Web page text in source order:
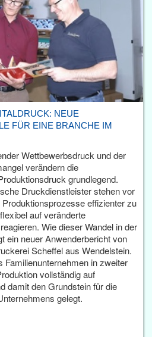
NEUE
FÜR EINE BRANCHE IM
Wettbewerbsdruck und der
verändern die
grundlegend.
Druckdienstleister stehen vor
effizienter zu
auf veränderte
Wie dieser Wandel in der
ein neuer Anwenderbericht von
Scheffel aus Wendelstein.
Familienunternehmen in zweiter
vollständig auf
damit den Grundstein für die
gelegt.